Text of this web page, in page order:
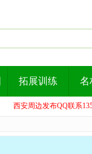
拓展训练 名
西安周边发布QQ联系